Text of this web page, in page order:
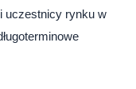
uczestnicy rynku w